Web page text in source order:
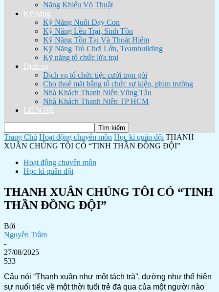
Năng Khiếu Võ Thuật
Kỹ năng
Kỹ Năng Nuôi Dạy Con
Kỹ Năng Lều Trại, Sinh Tồn
Kỹ Năng Tồn Tại Và Thoát Hiểm
Kỹ Năng Trò Chơi Lớn, Teambuilding
Kỹ năng tổ chức lửa trại
Dịch vụ
Dịch vụ tổ chức tiệc cưới trọn gói
Cho thuê mặt bằng tổ chức sự kiện, phim trường
Nhà Khách Thanh Niên Vũng Tàu
Nhà Khách Thanh Niên TP HCM
LIÊN HỆ
Trang Chủ Hoạt động chuyên môn Học kì quân đội THANH
XUÂN CHÚNG TÔI CÓ “TINH THẦN ĐỒNG ĐỘI”
Hoạt động chuyên môn
Học kì quân đội
THANH XUÂN CHÚNG TÔI CÓ “TINH
THẦN ĐỒNG ĐỘI”
Bởi
Nguyễn Trâm
-
27/08/2025
533
Câu nói “Thanh xuân như một tách trà”, dường như thể hiện
sự nuối tiếc về một thời tuổi trẻ đã qua của một người nào